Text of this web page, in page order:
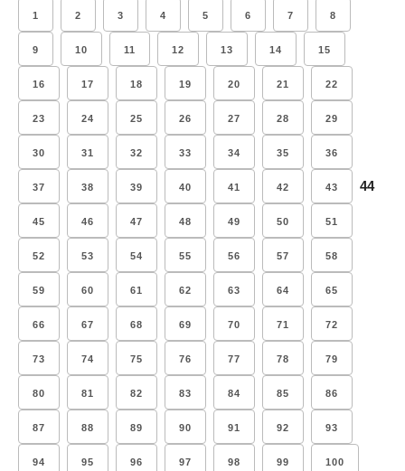
1 2 3 4 5 6 7 8
9 10 11 12 13 14 15
16 17 18 19 20 21 22
23 24 25 26 27 28 29
30 31 32 33 34 35 36
37 38 39 40 41 42 43 44
45 46 47 48 49 50 51
52 53 54 55 56 57 58
59 60 61 62 63 64 65
66 67 68 69 70 71 72
73 74 75 76 77 78 79
80 81 82 83 84 85 86
87 88 89 90 91 92 93
94 95 96 97 98 99 100